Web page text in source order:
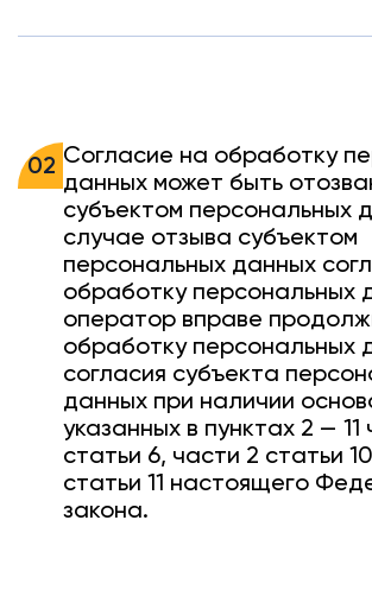
02 Согласие на обработку
данных может быть
субъектом персональных
случае отзыва субъектом
персональных данных
обработку персональных
оператор вправе
обработку персональных
согласия субъекта
данных при наличии
указанных в пунктах 2 — 11
статьи 6, части 2 статьи
статьи 11 настоящего
закона.